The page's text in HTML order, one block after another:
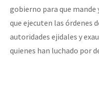
gobierno para que mande
que ejecuten las órdenes
autoridades ejidales y
quienes han luchado por